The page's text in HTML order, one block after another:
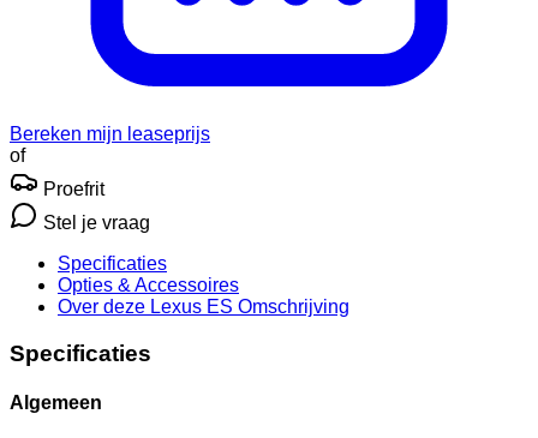
Bereken mijn leaseprijs
of
Proefrit
Stel je vraag
Specificaties
Opties & Accessoires
Over deze Lexus ES Omschrijving
Specificaties
Algemeen